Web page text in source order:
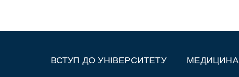
ВСТУП ДО УНІВЕРСИТЕТУ МЕДИЦИНА